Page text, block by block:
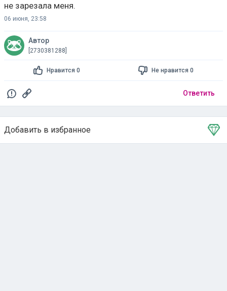
не зарезала меня.
06 июня, 23:58
Автор
[2730381288]
Нравится 0 Не нравится 0
Ответить
Добавить в избранное
Тема в избранном